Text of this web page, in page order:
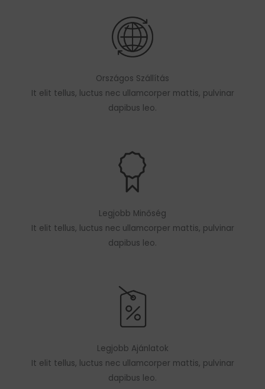
Országos Szállítás
It elit tellus, luctus nec ullamcorper mattis, pulvinar
dapibus leo.
Legjobb Minőség
It elit tellus, luctus nec ullamcorper mattis, pulvinar
dapibus leo.
Legjobb Ajánlatok
It elit tellus, luctus nec ullamcorper mattis, pulvinar
dapibus leo.